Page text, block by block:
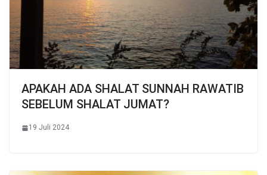
APAKAH ADA SHALAT SUNNAH RAWATIB
SEBELUM SHALAT JUMAT?
19 Juli 2024